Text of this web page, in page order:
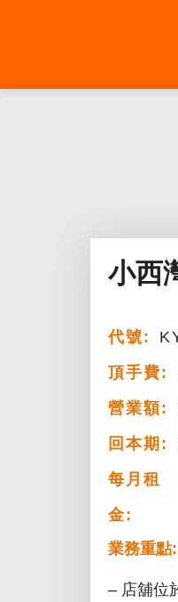
小西
代號:
頂手費:
營業額:
回本期:
每月租
金:
業務重點:
– 店舖位